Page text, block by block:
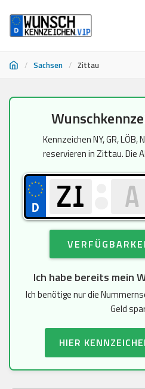
/ Sachsen / Zittau
Kennzeichen NY, GR, LÖB,
reservieren in Zittau. Die
Ich habe bereits mein
Ich benötige nur die
Geld
HIER